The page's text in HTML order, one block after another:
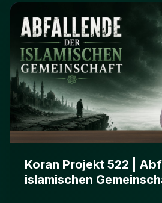
Koran Projekt 522 |
islamischen
ʿImrān 86-102